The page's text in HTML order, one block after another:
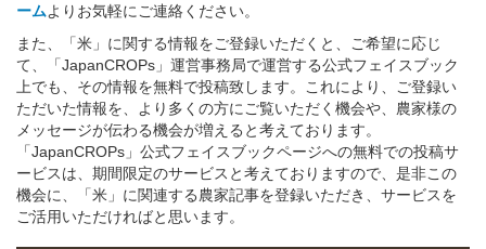
ームよりお気軽にご連絡ください。
また、「米」に関する情報をご登録いただくと、ご希望に応じ
て、「JapanCROPs」運営事務局で運営する公式フェイスブック
上でも、その情報を無料で投稿致します。これにより、ご登録い
ただいた情報を、より多くの方にご覧いただく機会や、農家様の
メッセージが伝わる機会が増えると考えております。
「JapanCROPs」公式フェイスブックページへの無料での投稿サ
ービスは、期間限定のサービスと考えておりますので、是非この
機会に、「米」に関連する農家記事を登録いただき、サービスを
ご活用いただければと思います。